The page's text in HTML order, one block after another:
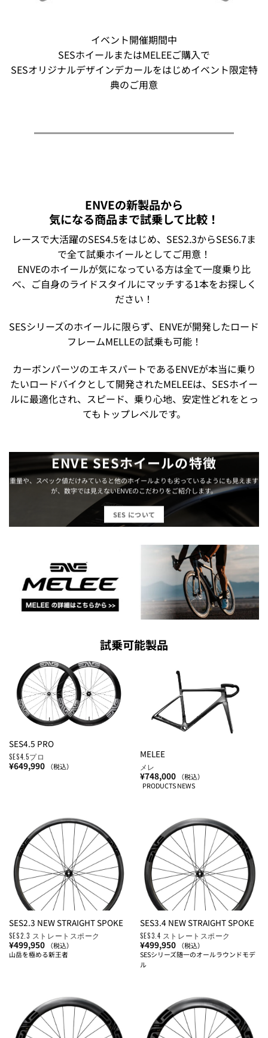
イベント開催期間中
SESホイールまたはMELEEご購入で
SESオリジナルデザインデカールをはじめイベント限定特
典のご用意
ENVEの新製品から
気になる商品まで試乗して比較！
レースで大活躍のSES4.5をはじめ、SES2.3からSES6.7ま
で全て試乗ホイールとしてご用意！
ENVEのホイールが気になっている方は全て一度乗り比
べ、ご自身のライドスタイルにマッチする1本をお探しく
ださい！
SESシリーズのホイールに限らず、ENVEが開発したロード
フレームMELLEの試乗も可能！
カーボンパーツのエキスパートであるENVEが本当に乗り
たいロードバイクとして開発されたMELEEは、SESホイー
ルに最適化され、スピード、乗り心地、安定性どれをとっ
てもトップレベルです。
ENVE SESホイールの特徴
重量や、スペック値だけみていると他のホイールよりも劣っているようにも見えます
が、数字では見えないENVEのこだわりをご紹介します。
SES について
試乗可能製品
SES4.5 PRO
SES4.5プロ
¥649,990 （税込）
MELEE
メレ
¥748,000
（税込）
PRODUCTS NEWS
SES2.3 NEW STRAIGHT SPOKE
SES2.3 ストレートスポーク
¥499,950
（税込）
山岳を極める新王者
SES3.4 NEW STRAIGHT SPOKE
SES3.4 ストレートスポーク
¥499,950
（税込）
SESシリーズ随一のオールラウンドモデ
ル